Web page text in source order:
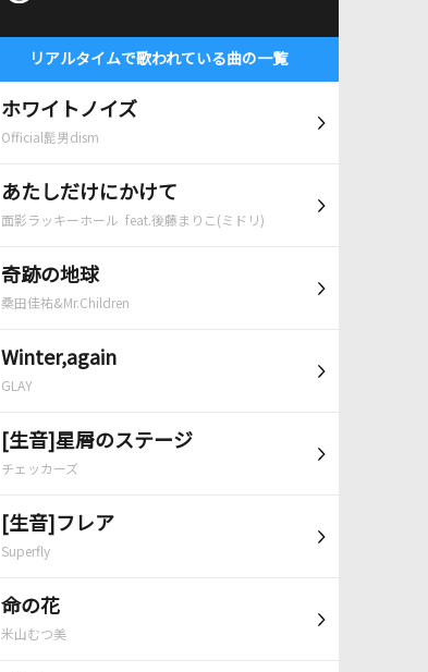
リアルタイムで歌われている曲の一覧
ホワイトノイズ
Official髭男dism
あたしだけにかけて
面影ラッキーホール feat.後藤まりこ(ミドリ)
奇跡の地球
桑田佳祐&Mr.Children
Winter,again
GLAY
[生音]星屑のステージ
チェッカーズ
[生音]フレア
Superfly
命の花
米山むつ美